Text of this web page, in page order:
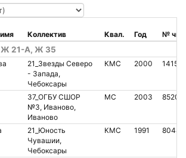
21-А, Ж 35
Коллектив Квал. Год №
21_Звезды Северо
- Запада,
Чебоксары
КМС 2000
37_ОГБУ СШОР
№3, Иваново,
Иваново
МС 2003
21_Юность
Чувашии,
Чебоксары
КМС 1991